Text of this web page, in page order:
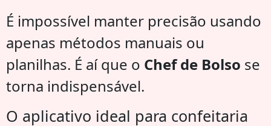
É impossível manter precisão usando
apenas métodos manuais ou
planilhas. É aí que o Chef de Bolso se
torna indispensável.
O aplicativo ideal para confeitaria